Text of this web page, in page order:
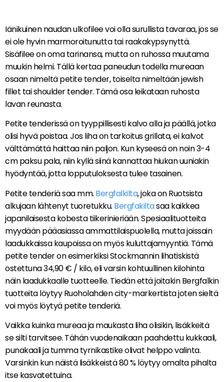
Iänikuinen naudan ulkofilee voi olla surullista tavaraa, jos se
ei ole hyvin marmoroitunutta tai raakakypsynyttä.
Sisäfilee on oma tarinansa, mutta on ruhossa muutama
muukin helmi. Tällä kertaa paneudun todella mureaan
osaan nimeltä petite tender, toiselta nimeltään jewish
fillet tai shoulder tender. Tämä osa leikataan ruhosta
lavan reunasta.
Petite tenderissä on tyyppillisesti kalvo alla ja päällä, jotka
olisi hyvä poistaa. Jos liha on tarkoitus grillata, ei kalvot
välttämättä haittaa niin paljon. Kun kyseesä on noin 3-4
cm paksu pala, niin kyllä siinä kannattaa hiukan uuniakin
hyödyntää, jotta lopputuloksesta tulee tasainen.
Petite tenderiä saa mm. Bergfalkilta, joka on Ruotsista
alkujaan lähtenyt tuoretukku. Bergfakiltasaa kaikkea
japanilaisesta kobesta tiikerinieriään. Spesiaalituotteita
myydään pääasiassa ammattilaispuolella, mutta joissain
laadukkaissa kaupoissa on myös kuluttajamyyntiä. Tämä
petite tender on esimerkiksi Stockmannin lihatiskistä
ostettuna 34,90 € / kilo, eli varsin kohtuullinen kilohinta
näin laadukkaalle tuotteelle. Tiedän että joitakin Bergfalkin
tuotteita löytyy Ruoholahden city-markertista joten sieltä
voi myös löytyä petite tenderiä.
Vaikka kuinka mureaa ja maukasta liha olisikin, lisäkkeitä
se silti tarvitsee. Tähän vuodenaikaan paahdettu kukkaali,
punakaali ja tumma tyrnikastike olivat helppo valinta.
Varsinkin kun näistä lisäkkeistä 80 % löytyy omalta pihalta
itse kasvatettuina.